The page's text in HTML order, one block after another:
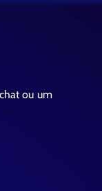
ou um